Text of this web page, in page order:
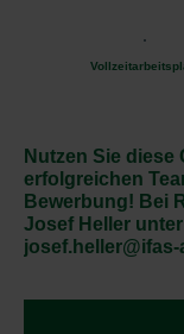
Nutzen Sie diese
erfolgreichen
Bewerbung! Bei
Josef Heller
josef.heller@ifas-